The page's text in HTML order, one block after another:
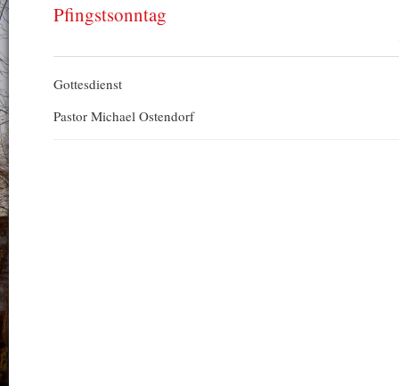
Pfingstsonntag
Gottesdienst
Pastor Michael Ostendorf